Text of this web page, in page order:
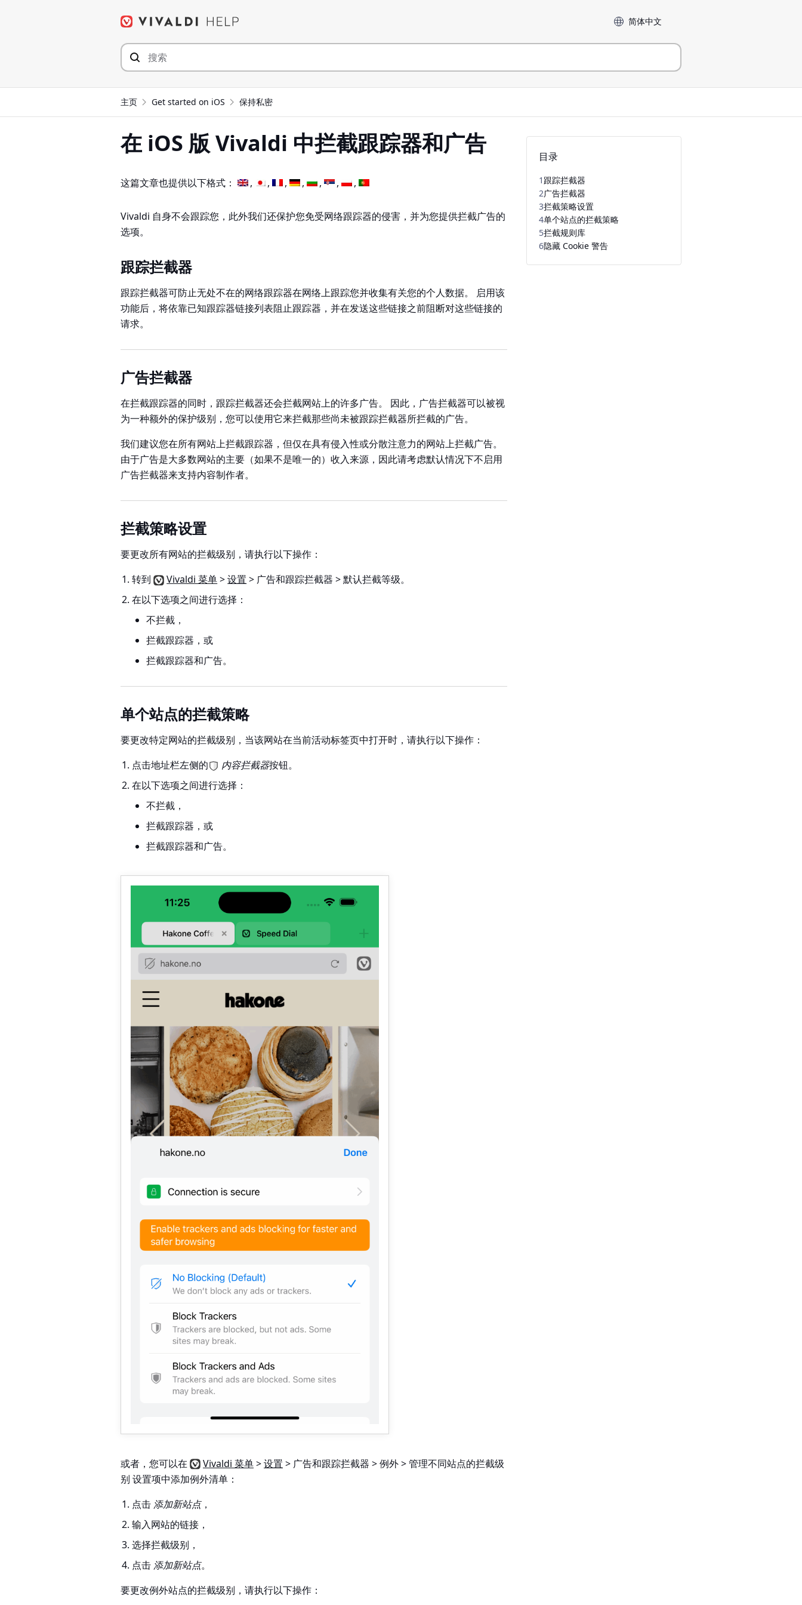
Language
主页 Get started on iOS 保持私密
在 iOS 版 Vivaldi 中拦截跟踪器和广告
这篇文章也提供以下格式：
Vivaldi 自身不会跟踪您，此外我们还保护您免受网络跟踪器的侵害，并为您提供拦截广告的
选项。
跟踪拦截器
跟踪拦截器可防止无处不在的网络跟踪器在网络上跟踪您并收集有关您的个人数据。 启用该
功能后，将依靠已知跟踪器链接列表阻止跟踪器，并在发送这些链接之前阻断对这些链接的
请求。
广告拦截器
在拦截跟踪器的同时，跟踪拦截器还会拦截网站上的许多广告。 因此，广告拦截器可以被视
为一种额外的保护级别，您可以使用它来拦截那些尚未被跟踪拦截器所拦截的广告。
我们建议您在所有网站上拦截跟踪器，但仅在具有侵入性或分散注意力的网站上拦截广告。
由于广告是大多数网站的主要（如果不是唯一的）收入来源，因此请考虑默认情况下不启用
广告拦截器来支持内容制作者。
拦截策略设置
要更改所有网站的拦截级别，请执行以下操作：
转到
Vivaldi 菜单>设置 > 广告和跟踪拦截器 > 默认拦截等级。
在以下选项之间进行选择：
不拦截，
拦截跟踪器，或
拦截跟踪器和广告。
单个站点的拦截策略
要更改特定网站的拦截级别，当该网站在当前活动标签页中打开时，请执行以下操作：
点击地址栏左侧的
内容拦截器按钮。
在以下选项之间进行选择：
不拦截，
拦截跟踪器，或
拦截跟踪器和广告。
或者，您可以在 Vivaldi 菜单>设置 > 广告和跟踪拦截器 > 例外 > 管理不同站点的拦截级
别 设置项中添加例外清单：
点击 添加新站点，
输入网站的链接，
选择拦截级别，
点击 添加新站点。
要更改例外站点的拦截级别，请执行以下操作：
目录
1 跟踪拦截器
2广告拦截器
3拦截策略设置
4单个站点的拦截策略
5拦截规则库
6隐藏 Cookie 警告